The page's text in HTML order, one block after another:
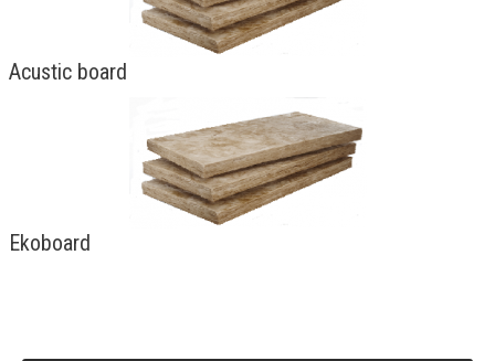
Acustic board
Ekoboard